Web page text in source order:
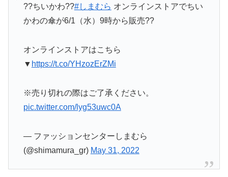
??ちいかわ??#しまむら オンラインストアでちい
かわの傘が6/1（水）9時から販売??
オンラインストアはこちら
▼ https://t.co/YHzozErZMi
※売り切れの際はご了承ください。
pic.twitter.com/lyg53uwc0A
— ファッションセンターしまむら
(@shimamura_gr) May 31, 2022